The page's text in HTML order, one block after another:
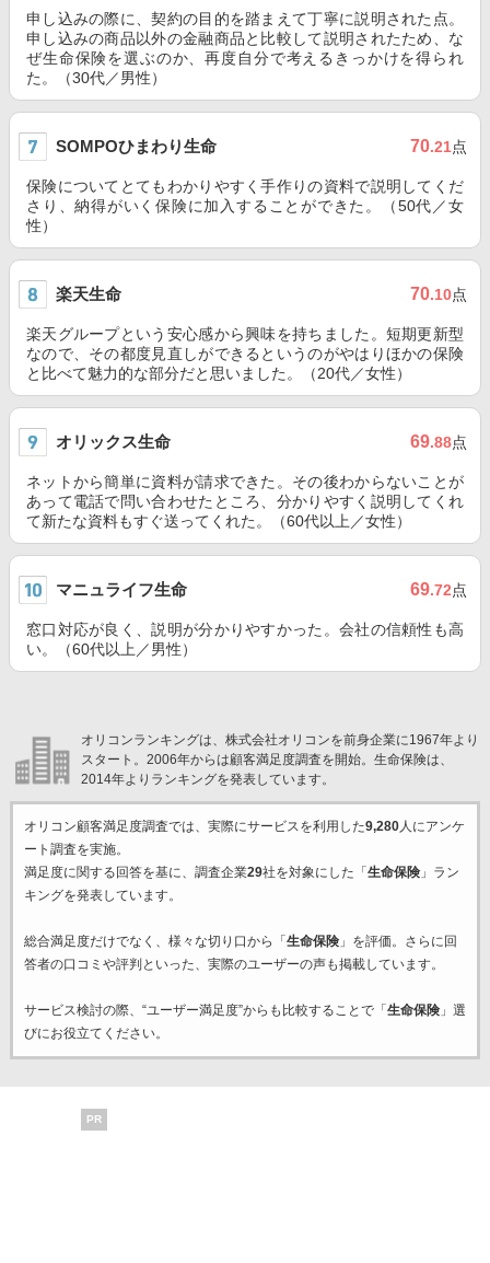
申し込みの際に、契約の目的を踏まえて丁寧に説明された点。
申し込みの商品以外の金融商品と比較して説明されたため、な
ぜ生命保険を選ぶのか、再度自分で考えるきっかけを得られ
た。（30代／男性）
SOMPOひまわり生命 70.21点
保険についてとてもわかりやすく手作りの資料で説明してくだ
さり、納得がいく保険に加入することができた。（50代／女
性）
楽天生命 70.10点
楽天グループという安心感から興味を持ちました。短期更新型
なので、その都度見直しができるというのがやはりほかの保険
と比べて魅力的な部分だと思いました。（20代／女性）
オリックス生命 69.88点
ネットから簡単に資料が請求できた。その後わからないことが
あって電話で問い合わせたところ、分かりやすく説明してくれ
て新たな資料もすぐ送ってくれた。（60代以上／女性）
マニュライフ生命 69.72点
窓口対応が良く、説明が分かりやすかった。会社の信頼性も高
い。（60代以上／男性）
オリコンランキングは、株式会社オリコンを前身企業に1967年より
スタート。2006年からは顧客満足度調査を開始。生命保険は、
2014年よりランキングを発表しています。
オリコン顧客満足度調査では、実際にサービスを利用した9,280人にアンケ
ート調査を実施。
満足度に関する回答を基に、調査企業29社を対象にした「 生命保険」ラン
キングを発表しています。
総合満足度だけでなく、様々な切り口から「 生命保険」を評価。さらに回
答者の口コミや評判といった、実際のユーザーの声も掲載しています。
サービス検討の際、“ユーザー満足度”からも比較することで「 生命保険」選
びにお役立てください。
PR